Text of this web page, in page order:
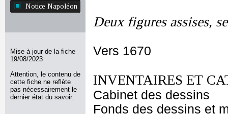
Notice Napoléon
Mise à jour de la fiche
19/08/2023
Attention, le contenu de
cette fiche ne reflète
pas nécessairement le
dernier état du savoir.
Deux figures assises,
Vers 1670
INVENTAIRES ET
Cabinet des dessins
Fonds des dessins et